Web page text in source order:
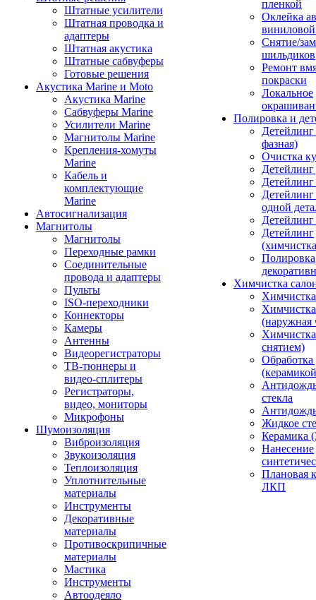
Штатные усилители
Штатная проводка и
адаптеры
Штатная акустика
Штатные сабвуферы
Готовые решения
Акустика Marine и Moto
Акустика Marine
Сабвуферы Marine
Усилители Marine
Магнитолы Marine
Крепления-хомуты
Marine
Кабель и
комплектующие
Marine
Автосигнализация
Магнитолы
Магнитолы
Переходные рамки
Соединительные
провода и адаптеры
Пульты
ISO-переходники
Коннекторы
Камеры
Антенны
Видеорегистраторы
ТВ-тюннеры и
видео-сплитеры
Регистраторы,
видео, мониторы
Микрофоны
Шумоизоляция
Виброизоляция
Звукоизоляция
Теплоизоляция
Уплотнительные
материалы
Инструменты
Декоративные
материалы
Противоскрипичные
материалы
Мастика
Инструменты
Автоодеяло
пленкой
Оклейка
Снятие/
шильдиков
Ремонт
покраски
Локальное
Полировка и
фазная)
Очистка
Детейлинг
одной
Детейлинг
Полировка
Химчистка
(наружная
снятием)
Обработка
стекла
Жидкое
Керамика
Нанесение
Плановая
ЛКП